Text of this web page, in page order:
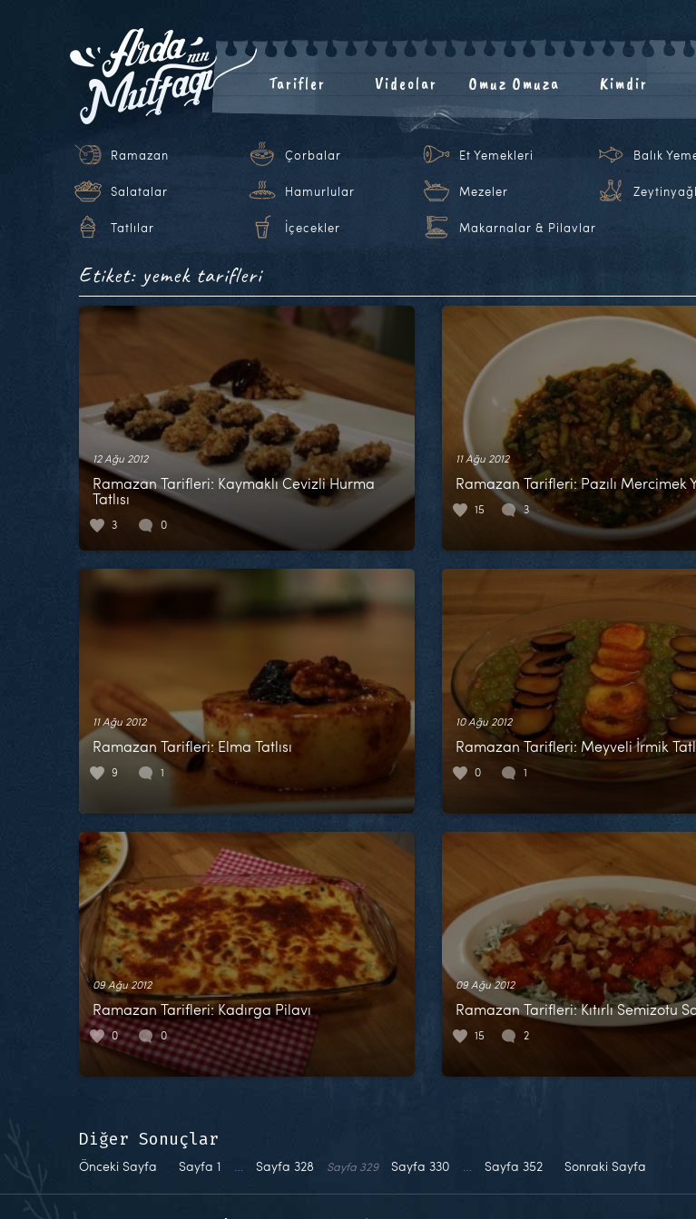
Tarifler Videolar Omuz Omuza Kimdir
Ramazan Çorbalar Et Yemekleri Balık
Salatalar Hamurlular Mezeler
Tatlılar İçecekler Makarnalar & Pilavlar
Etiket: yemek tarifleri
12 Ağu 2012
Ramazan Tarifleri: Kaymaklı Cevizli Hurma
Tatlısı
3 0
11 Ağu 2012
Ramazan Tarifleri: Pazılı Mercimek
15 3
11 Ağu 2012
Ramazan Tarifleri: Elma Tatlısı
9 1
10 Ağu 2012
Ramazan Tarifleri: Meyveli İrmik
0 1
09 Ağu 2012
Ramazan Tarifleri: Kadırga Pilavı
0 0
09 Ağu 2012
Ramazan Tarifleri: Kıtırlı Semizotu
15 2
Diğer Sonuçlar
Önceki Sayfa Sayfa 1 … Sayfa 328 Sayfa 329 Sayfa 330 … Sayfa 352 Sonraki Sayfa